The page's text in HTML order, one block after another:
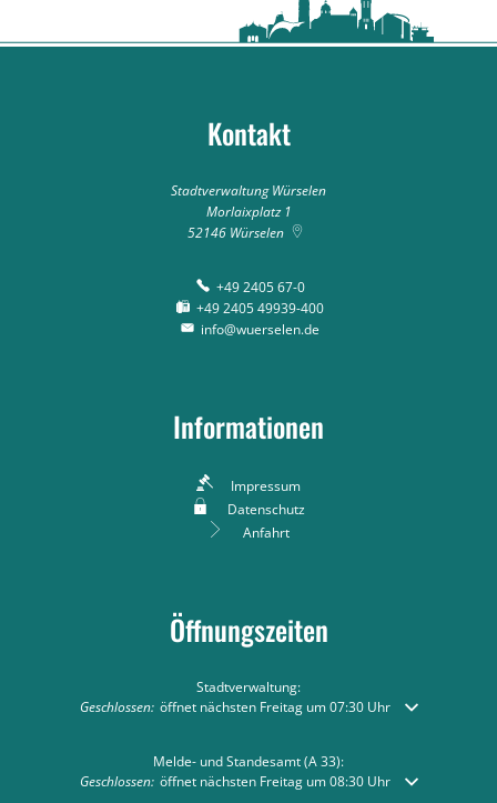
Kontakt
Stadtverwaltung Würselen
Morlaixplatz 1
52146 Würselen
+49 2405 67-0
+49 2405 49939-400
info@wuerselen.de
Informationen
Impressum
Datenschutz
Anfahrt
Öffnungszeiten
Stadtverwaltung:
Klicken, um weitere Öffnungs- oder Schließzeiten auszublenden
Geschlossen: öffnet nächsten Freitag um 07:30 Uhr
Melde- und Standesamt (A 33):
Klicken, um weitere Öffnungs- oder Schließzeiten auszublenden
Geschlossen: öffnet nächsten Freitag um 08:30 Uhr